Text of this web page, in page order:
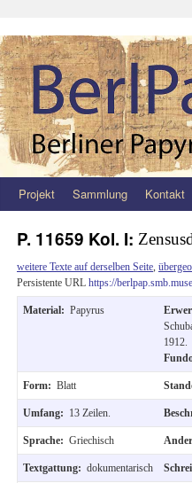
Zum
springen
Projekt Sammlung Kontakt
P. 11659 Kol. I:
weitere Texte auf derselben Seite
Persistente URL https://
Material: Papyrus
1912.
Form: Blatt
Umfang: 13 Zeilen.
Sprache: Griechisch
Textgattung: dokumentarisch